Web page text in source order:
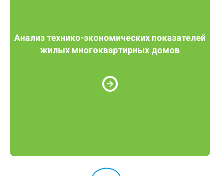
Анализ технико-экономических показателей
жилых многоквартирных домов